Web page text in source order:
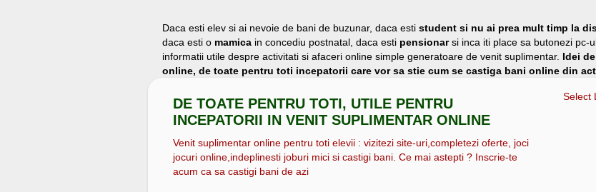
Daca esti elev si ai nevoie de bani de buzunar, daca esti student si nu ai prea mult timp la
daca esti o mamica in concediu postnatal, daca esti pensionarsi inca iti place sa butonezi pc-
informatii utile despre activitati si afaceri online simple generatoare de venit suplimentar. Idei
online, de toate pentru toti incepatorii care vor sa stie cum se castiga bani online din
DE TOATE PENTRU TOTI, UTILE PENTRU
INCEPATORII IN VENIT SUPLIMENTAR ONLINE
Venit suplimentar online pentru toti elevii : vizitezi site-uri,completezi oferte, joci
jocuri online,indeplinesti joburi mici si castigi bani. Ce mai astepti ? Inscrie-te
acum ca sa castigi bani de azi
Select